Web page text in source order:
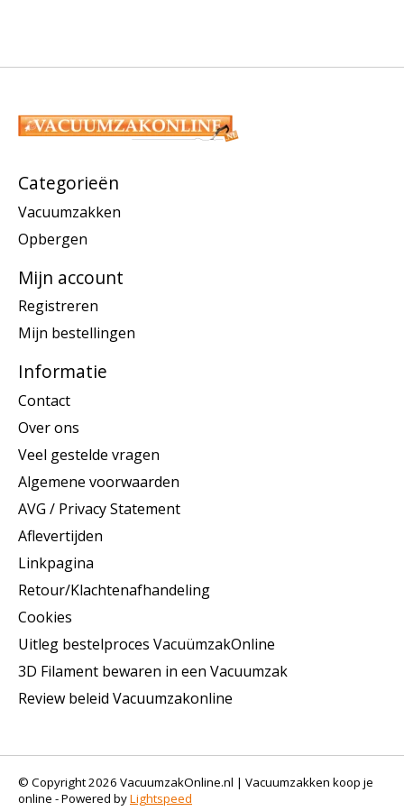
Categorieën
Vacuumzakken
Opbergen
Mijn account
Registreren
Mijn bestellingen
Informatie
Contact
Over ons
Veel gestelde vragen
Algemene voorwaarden
AVG / Privacy Statement
Aflevertijden
Linkpagina
Retour/Klachtenafhandeling
Cookies
Uitleg bestelproces VacuümzakOnline
3D Filament bewaren in een Vacuumzak
Review beleid Vacuumzakonline
© Copyright 2026 VacuumzakOnline.nl | Vacuumzakken koop je
online - Powered byLightspeed